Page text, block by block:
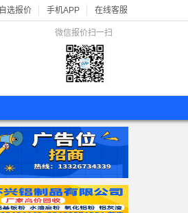
自选报价 手机APP 在线客服
微信报价扫一扫